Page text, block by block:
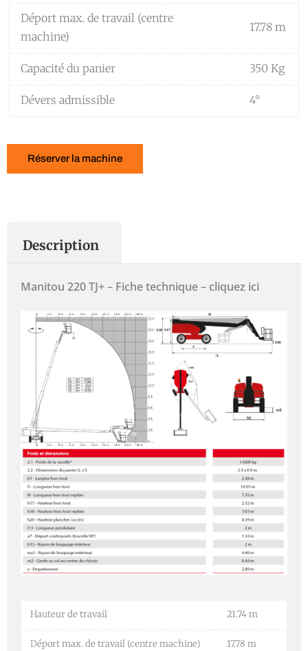
Déport max. de travail (centre
machine)
17.78 m
Capacité du panier 350 Kg
Dévers admissible 4°
Réserver la machine
Description
Manitou 220 TJ+ – Fiche technique – cliquez ici
Hauteur de travail 21.74 m
Déport max. de travail (centre machine) 17.78 m